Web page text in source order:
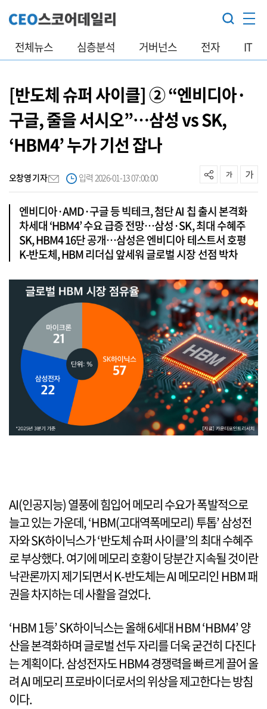
전체뉴스 심층분석 거버넌스 전자 IT
[반도체 슈퍼 사이클] ② “엔비디아·
구글, 줄을 서시오”…삼성 vs SK,
‘HBM4’ 누가 기선 잡나
오창영 기자 입력 2026-01-13 07:00:00
엔비디아·AMD·구글 등 빅테크, 첨단 AI 칩 출시 본격화
차세대 ‘HBM4’ 수요 급증 전망…삼성·SK, 최대 수혜주
SK, HBM4 16단 공개…삼성은 엔비디아 테스트서 호평
K-반도체, HBM 리더십 앞세워 글로벌 시장 선점 박차
AI(인공지능) 열풍에 힘입어 메모리 수요가 폭발적으로
늘고 있는 가운데, ‘HBM(고대역폭메모리) 투톱’ 삼성전
자와 SK하이닉스가 ‘반도체 슈퍼 사이클’의 최대 수혜주
로 부상했다. 여기에 메모리 호황이 당분간 지속될 것이란
낙관론까지 제기되면서 K-반도체는 AI 메모리인 HBM 패
권을 차지하는 데 사활을 걸었다.
‘HBM 1등’ SK하이닉스는 올해 6세대 HBM ‘HBM4’ 양
산을 본격화하며 글로벌 선두 자리를 더욱 굳건히 다진다
는 계획이다. 삼성전자도 HBM4 경쟁력을 빠르게 끌어 올
려 AI 메모리 프로바이더로서의 위상을 제고한다는 방침
이다.